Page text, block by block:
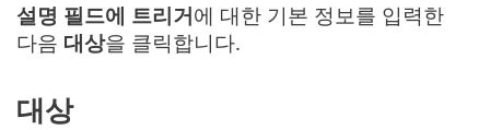
설명 필드에 트리거에 대한 기본 정보를 입력한
다음 대상을 클릭합니다.
대상